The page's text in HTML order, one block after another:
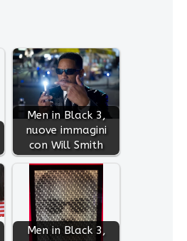
Men in Black 3,
nuove immagini
con Will Smith
Men in Black 3,